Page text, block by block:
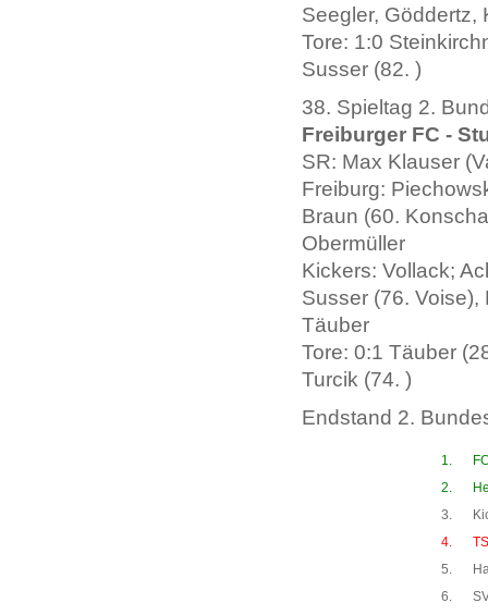
Seegler, Göddertz,
Tore: 1:0
Susser (82. )
38. Spieltag 2.
Freiburger FC -
SR: Max Klauser
Freiburg:
Braun (60.
Obermüller
Kickers: Vollack;
Susser (76.
Täuber
Tore: 0:1 Täuber
Turcik (74. )
Endstand 2.
1.
2.
3.
4.
5.
6.